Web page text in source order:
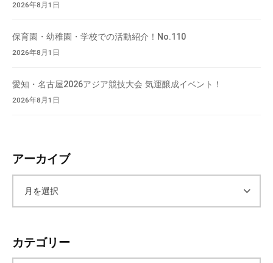
2026年8月1日
保育園・幼稚園・学校での活動紹介！No.110
2026年8月1日
愛知・名古屋2026アジア競技大会 気運醸成イベント！
2026年8月1日
アーカイブ
カ
カテゴリー